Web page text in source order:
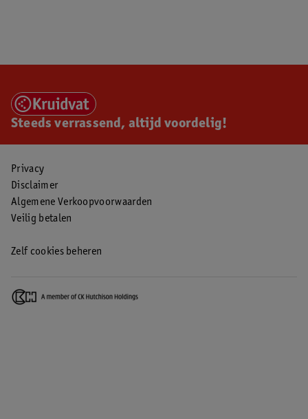
Steeds verrassend, altijd voordelig!
Privacy
Disclaimer
Algemene Verkoopvoorwaarden
Veilig betalen
Zelf cookies beheren